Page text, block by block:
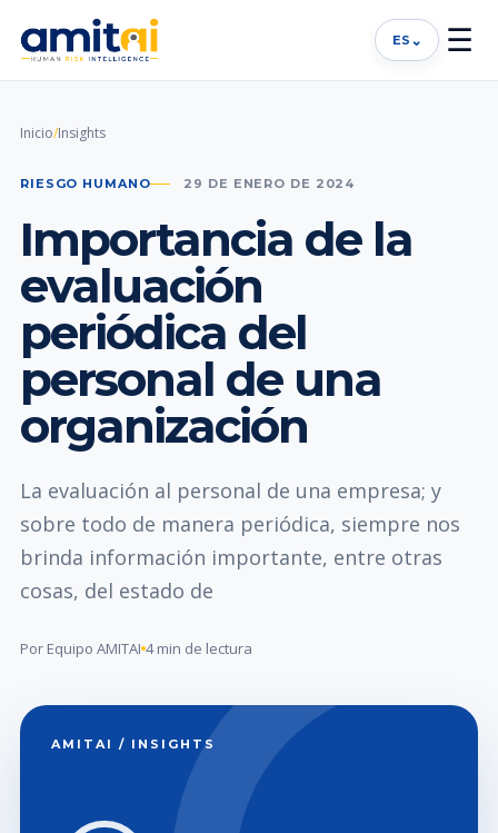
ES ⌄ ☰
Inicio/Insights
RIESGO HUMANO 29 DE ENERO DE 2024
Importancia de la
evaluación
periódica del
personal de una
organización
La evaluación al personal de una empresa; y
sobre todo de manera periódica, siempre nos
brinda información importante, entre otras
cosas, del estado de
Por Equipo AMITAI 4 min de lectura
AMITAI / INSIGHTS